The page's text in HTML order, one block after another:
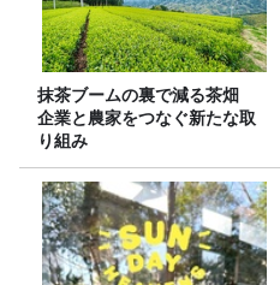
抹茶ブームの裏で減る茶畑
企業と農家をつなぐ新たな取
り組み